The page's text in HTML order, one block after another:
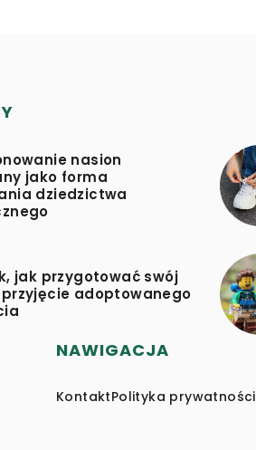
nasion
jako forma
dziedzictwa
jak przygotować swój
adoptowanego
NAWIGACJA
KontaktPolityka prywatności